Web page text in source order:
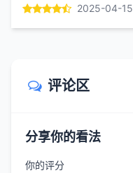
2025-04-15
评论区
分享你的看法
你的评分